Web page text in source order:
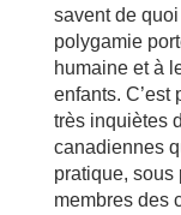
savent de
polygamie
humaine et à
enfants. C’est
très inquiètes
canadiennes
pratique, sous
membres des